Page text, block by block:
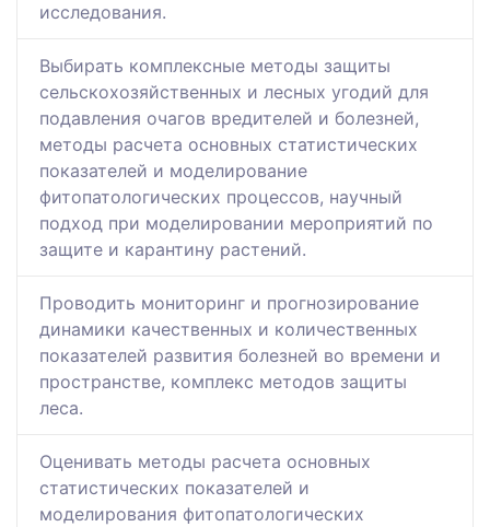
исследования.
Выбирать комплексные методы защиты
сельскохозяйственных и лесных угодий для
подавления очагов вредителей и болезней,
методы расчета основных статистических
показателей и моделирование
фитопатологических процессов, научный
подход при моделировании мероприятий по
защите и карантину растений.
Проводить мониторинг и прогнозирование
динамики качественных и количественных
показателей развития болезней во времени и
пространстве, комплекс методов защиты
леса.
Оценивать методы расчета основных
статистических показателей и
моделирования фитопатологических